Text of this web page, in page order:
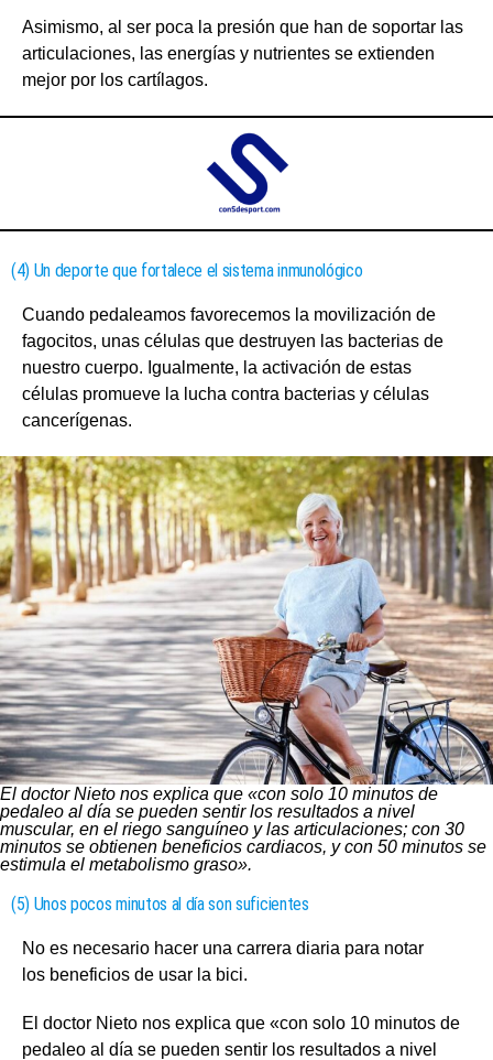
Asimismo, al ser poca la presión que han de soportar las
articulaciones, las energías y nutrientes se extienden
mejor por los cartílagos.
(4) Un deporte que fortalece el sistema inmunológico
Cuando pedaleamos favorecemos la movilización de
fagocitos, unas células que destruyen las bacterias de
nuestro cuerpo. Igualmente, la activación de estas
células promueve la lucha contra bacterias y células
cancerígenas.
El doctor Nieto nos explica que «con solo 10 minutos de
pedaleo al día se pueden sentir los resultados a nivel
muscular, en el riego sanguíneo y las articulaciones; con 30
minutos se obtienen beneficios cardiacos, y con 50 minutos se
estimula el metabolismo graso».
(5) Unos pocos minutos al día son suficientes
No es necesario hacer una carrera diaria para notar
los beneficios de usar la bici.
El doctor Nieto nos explica que «con solo 10 minutos de
pedaleo al día se pueden sentir los resultados a nivel